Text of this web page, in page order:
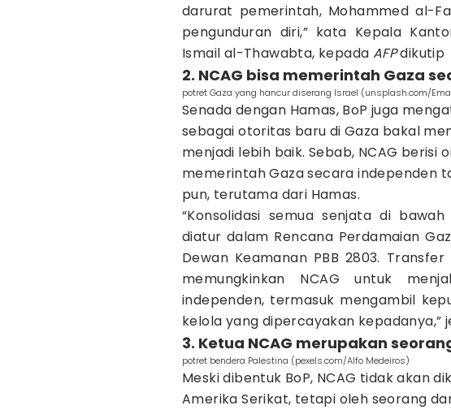
darurat pemerintah, Mohammed al-
pengunduran diri,” kata Kepala
Ismail al-Thawabta, kepada AFPdikutip
2. NCAG bisa memerintah Gaza
potret Gaza yang hancur diserang Israel (unsplash.com/
Senada dengan Hamas, BoP juga
sebagai otoritas baru di Gaza bakal
menjadi lebih baik. Sebab, NCAG berisi
memerintah Gaza secara independen
pun, terutama dari Hamas.
“Konsolidasi semua senjata di
diatur dalam Rencana Perdamaian
Dewan Keamanan PBB 2803.
memungkinkan NCAG untuk
independen, termasuk mengambil
kelola yang dipercayakan kepadanya,”
3. Ketua NCAG merupakan
potret bendera Palestina (pexels.com/Alfo Medeiros)
Meski dibentuk BoP, NCAG tidak akan
Amerika Serikat, tetapi oleh seorang